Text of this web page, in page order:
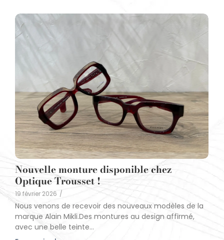
Nouvelle monture disponible chez
Optique Trousset !
19 février 2026 /
Nous venons de recevoir des nouveaux modèles de la
marque Alain Mikli.Des montures au design affirmé,
avec une belle teinte...